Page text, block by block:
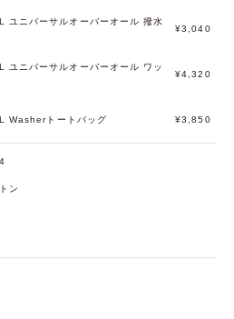
ニバーサルオーバーオール 撥水
¥3,040
ニバーサルオーバーオール ワッ
¥4,320
Washerトートバッグ ¥3,850
ン